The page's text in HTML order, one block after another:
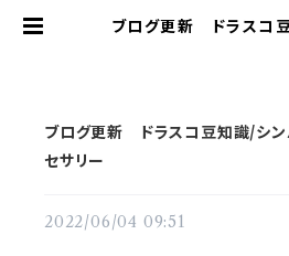
ブログ更新 ドラスコ
ブログ更新 ドラスコ豆知識/シン
セサリー
2022/06/04 09:51